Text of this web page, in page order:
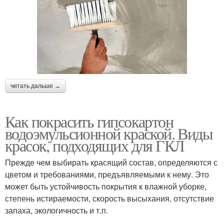
читать дальше →
Как покрасить гипсокартон
водоэмульсионной краской. Виды
красок, подходящих для ГКЛ
Прежде чем выбирать красящий состав, определяются с
цветом и требованиями, предъявляемыми к нему. Это
может быть устойчивость покрытия к влажной уборке,
степень истираемости, скорость высыхания, отсутствие
запаха, экологичность и т.п.